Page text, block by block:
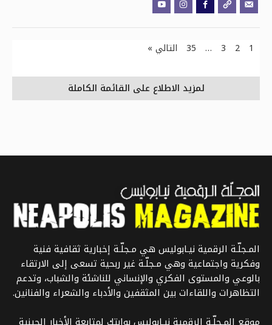
1
2
3
…
35 التالي »
لمزيد الاطلاع على القائمة الكاملة
المـجلّـة الرقمية نيـابوليس هي مـجلّـة إخبارية ثقافية فنية
وفكرية واجتماعية وهي مـجلّـة غير ربحية تسعى إلى الارتقاء
بالوعي والمستوى الفكري والإنساني للناشئة والشباب، وتدعم
التظاهرات واللقاءات بين المثقفين والأدباء والشعراء والفنانين.